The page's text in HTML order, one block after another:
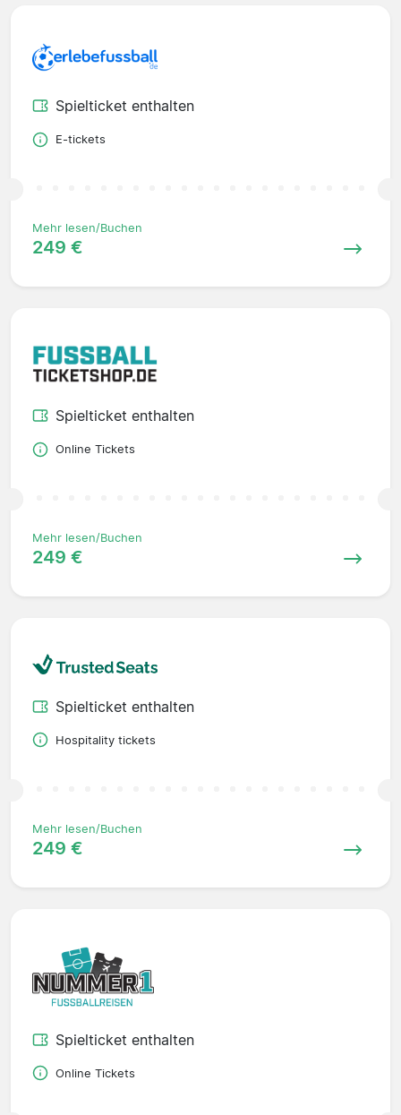
Spielticket enthalten
E-tickets
Mehr lesen/Buchen
249 €
Spielticket enthalten
Online Tickets
Mehr lesen/Buchen
249 €
Spielticket enthalten
Hospitality tickets
Mehr lesen/Buchen
249 €
Spielticket enthalten
Online Tickets